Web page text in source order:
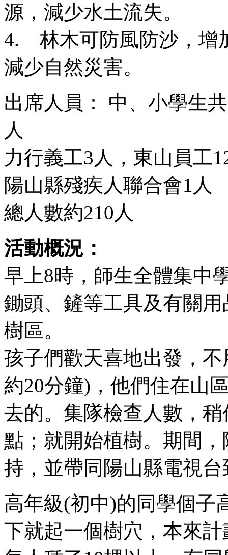
源，減少水土流失。
4. 林木可防風防沙，增
減少自然災害。
出席人員： 中、小學生
人
力行義工3人，東山員工
陽山縣殘疾人聯合會1人
總人數約210人
活動概況：
早上8時，師生全體集中
鋤頭、鏟等工具及有關
樹區。
孩子們歡天喜地出發，
約20分鐘)，他們住在山
去的。集隊檢查人數，
點；就開始植樹。期間
持，並帶同陽山縣電視
高年級(初中)的同學個子
下就起一個樹穴，本來